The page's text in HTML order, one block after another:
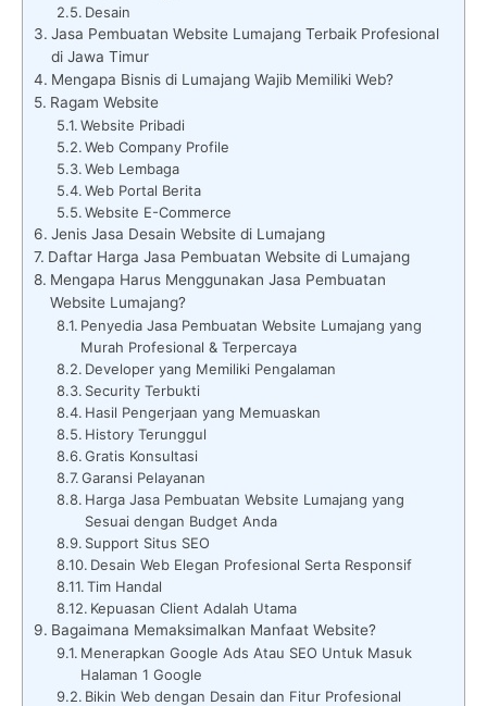
Desain
Jasa Pembuatan Website Lumajang Terbaik Profesional
di Jawa Timur
Mengapa Bisnis di Lumajang Wajib Memiliki Web?
Ragam Website
Website Pribadi
Web Company Profile
Web Lembaga
Web Portal Berita
Website E-Commerce
Jenis Jasa Desain Website di Lumajang
Daftar Harga Jasa Pembuatan Website di Lumajang
Mengapa Harus Menggunakan Jasa Pembuatan
Website Lumajang?
Penyedia Jasa Pembuatan Website Lumajang yang
Murah Profesional & Terpercaya
Developer yang Memiliki Pengalaman
Security Terbukti
Hasil Pengerjaan yang Memuaskan
History Terunggul
Gratis Konsultasi
Garansi Pelayanan
Harga Jasa Pembuatan Website Lumajang yang
Sesuai dengan Budget Anda
Support Situs SEO
Desain Web Elegan Profesional Serta Responsif
Tim Handal
Kepuasan Client Adalah Utama
Bagaimana Memaksimalkan Manfaat Website?
Menerapkan Google Ads Atau SEO Untuk Masuk
Halaman 1 Google
Bikin Web dengan Desain dan Fitur Profesional